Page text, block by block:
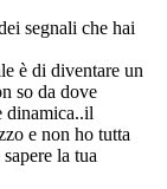
segnali che hai
è di diventare un
so da dove
dinamica..il
e non ho tutta
la tua